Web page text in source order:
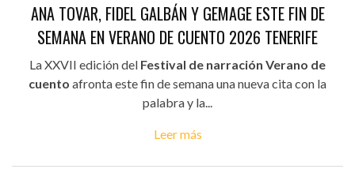
ANA TOVAR, FIDEL GALBÁN Y GEMAGE ESTE FIN DE
SEMANA EN VERANO DE CUENTO 2026 TENERIFE
La XXVII edición del Festival de narración Verano de
cuento afronta este fin de semana una nueva cita con la
palabra y la...
Leer más